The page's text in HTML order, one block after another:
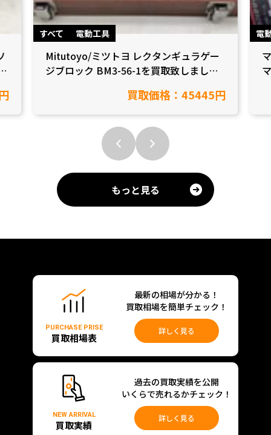
すべて 電動工具
Mitutoyo/ミツトヨ レクタンギュラゲー
ジブロック BM3-56-1を買取致しました
買取価格：45445円
電
もっと見る
PURCHASE PRISE
買取相場表
最新の相場が分かる！
買取相場を簡単チェック！
詳しく見る
NEW ARRIVAL
買取実績
過去の買取実績を公開
いくらで売れるかチェック！
詳しく見る